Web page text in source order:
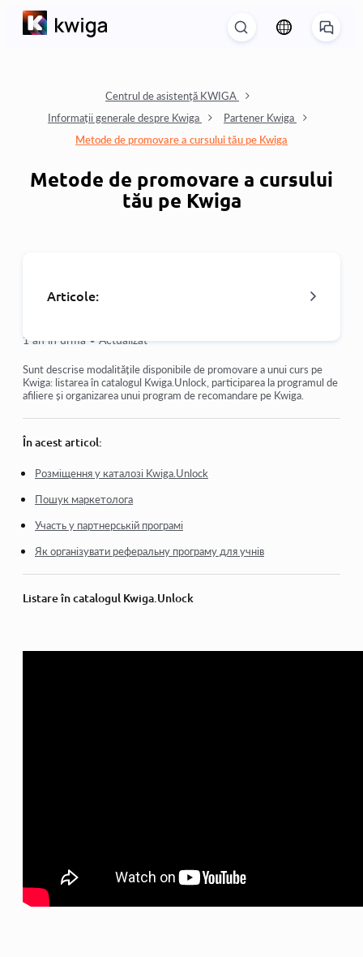
Centrul de asistență KWIGA
Informații generale despre Kwiga
Partener Kwiga
Metode de promovare a cursului tău pe Kwiga
Metode de promovare a cursului
tău pe Kwiga
Articole:
Affiliate program
Metode de promovare a cursului tău pe Kwiga
1 an în urmă • Actualizat
Sunt descrise modalitățile disponibile de promovare a unui curs pe
Kwiga: listarea în catalogul Kwiga.Unlock, participarea la programul de
afiliere și organizarea unui program de recomandare pe Kwiga.
În acest articol:
Розміщення у каталозі Kwiga.Unlock
Пошук маркетолога
Участь у партнерській програмі
Як організувати реферальну програму для учнів
Listare în catalogul Kwiga.Unlock